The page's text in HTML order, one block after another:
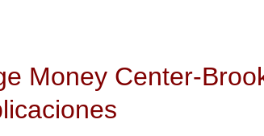
Money Center-